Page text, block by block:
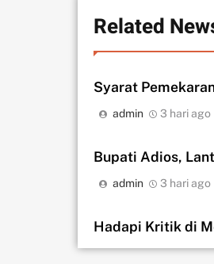
Related
Syarat
admin 3 hari ago
Bupati Adios,
admin 3 hari ago
Hadapi Kritik di
admin 4 hari ago